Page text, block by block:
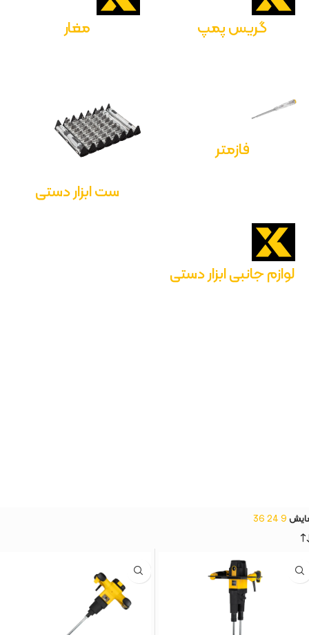
گریس پمپ مغار
فازمتر
ست ابزار دستی
لوازم جانبی ابزار دستی
9
24
36